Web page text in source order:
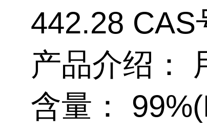
442.28 CAS
产品介绍：
含量：